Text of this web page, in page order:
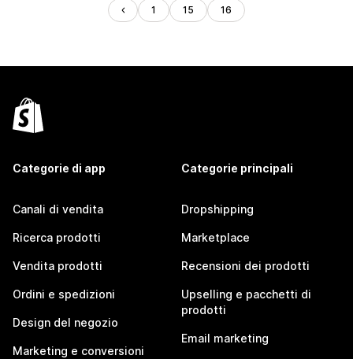
1 15 16
Categorie di app
Canali di vendita
Ricerca prodotti
Vendita prodotti
Ordini e spedizioni
Design del negozio
Marketing e conversioni
Categorie principali
Dropshipping
Marketplace
Recensioni dei prodotti
Upselling e pacchetti di
prodotti
Email marketing